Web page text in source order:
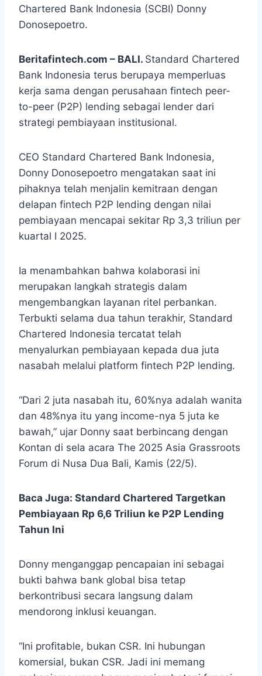
Chartered Bank Indonesia (SCBI) Donny
Donosepoetro.
Beritafintech.com – BALI. Standard Chartered
Bank Indonesia terus berupaya memperluas
kerja sama dengan perusahaan fintech peer-
to-peer (P2P) lending sebagai lender dari
strategi pembiayaan institusional.
CEO Standard Chartered Bank Indonesia,
Donny Donosepoetro mengatakan saat ini
pihaknya telah menjalin kemitraan dengan
delapan fintech P2P lending dengan nilai
pembiayaan mencapai sekitar Rp 3,3 triliun per
kuartal I 2025.
Ia menambahkan bahwa kolaborasi ini
merupakan langkah strategis dalam
mengembangkan layanan ritel perbankan.
Terbukti selama dua tahun terakhir, Standard
Chartered Indonesia tercatat telah
menyalurkan pembiayaan kepada dua juta
nasabah melalui platform fintech P2P lending.
“Dari 2 juta nasabah itu, 60%nya adalah wanita
dan 48%nya itu yang income-nya 5 juta ke
bawah,” ujar Donny saat berbincang dengan
Kontan di sela acara The 2025 Asia Grassroots
Forum di Nusa Dua Bali, Kamis (22/5).
Baca Juga: Standard Chartered Targetkan
Pembiayaan Rp 6,6 Triliun ke P2P Lending
Tahun Ini
Donny menganggap pencapaian ini sebagai
bukti bahwa bank global bisa tetap
berkontribusi secara langsung dalam
mendorong inklusi keuangan.
“Ini profitable, bukan CSR. Ini hubungan
komersial, bukan CSR. Jadi ini memang